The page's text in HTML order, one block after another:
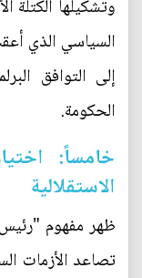
وتشكيلها الكتلة
إلى التوافق
الحكومة.
خامساً:
الاستقلالية
ظهر مفهوم "رئيس
تصاعد الأزمات